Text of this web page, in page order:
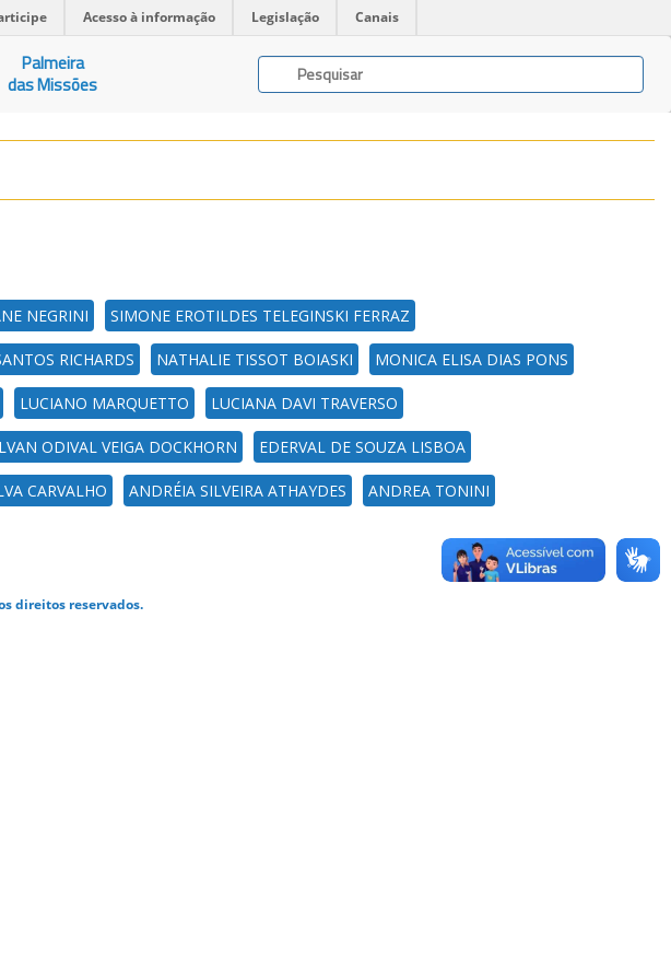
Acesso à informação Legislação Canais
Palmeira
das Missões
NEGRINI SIMONE EROTILDES TELEGINSKI FERRAZ
RICHARDS NATHALIE TISSOT BOIASKI MONICA ELISA DIAS PONS
LUCIANO MARQUETTO LUCIANA DAVI TRAVERSO
ODIVAL VEIGA DOCKHORN EDERVAL DE SOUZA LISBOA
CARVALHO ANDRÉIA SILVEIRA ATHAYDES ANDREA TONINI
direitos reservados.